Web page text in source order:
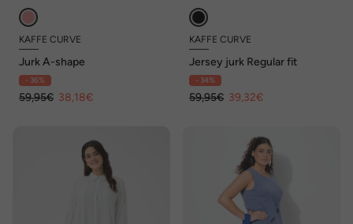
KAFFE CURVE
Jurk A-shape
- 36%
59,95€ 38,18€
KAFFE CURVE
Jersey jurk Regular fit
- 34%
59,95€ 39,32€